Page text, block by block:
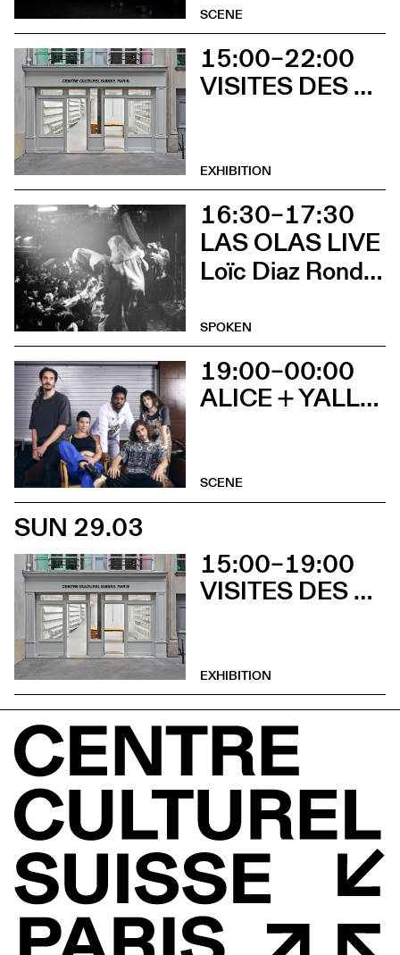
SCENE
15:00–22:00
VISITES DES EXPOSITIONS ET DÉCOUVERTE DU BÂTIMENT
EXHIBITION
16:30–17:30
LAS OLAS LIVE
Loïc Diaz Ronda et Irene Bailo Carramiñana
SPOKEN
19:00–00:00
ALICE + YALLA MIKU + DJ SET
SCENE
SUN 29.03
15:00–19:00
VISITES DES EXPOSITIONS ET DÉCOUVERTE DU BÂTIMENT
EXHIBITION